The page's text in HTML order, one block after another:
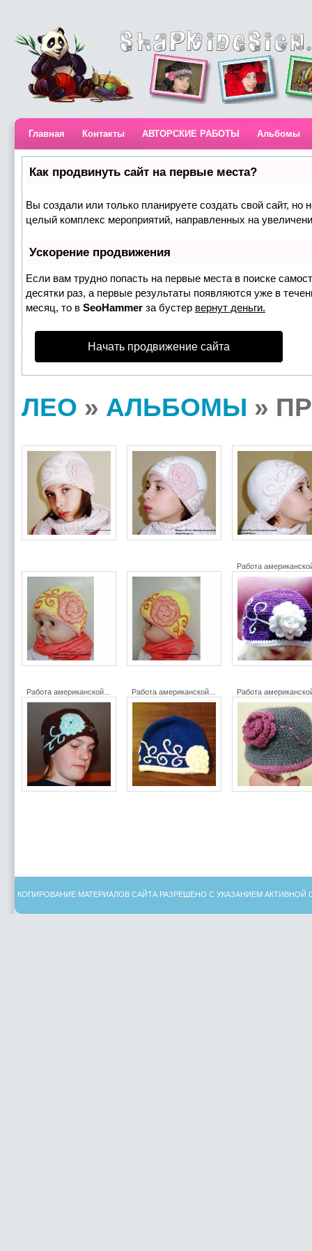
Главная Контакты АВТОРСКИЕ РАБОТЫ Альбомы
Как продвинуть сайт на первые места?
Вы создали или только планируете создать свой сайт, но
целый комплекс мероприятий, направленных на
Ускорение продвижения
Если вам трудно попасть на первые места в поиске
десятки раз, а первые результаты появляются уже в
месяц, то в SeoHammer за бустер вернут деньги.
Начать продвижение сайта
ЛЕО » АЛЬБОМЫ »
Работа
Работа американской... Работа американской... Работа
КОПИРОВАНИЕ МАТЕРИАЛОВ САЙТА РАЗРЕШЕНО С УКАЗАНИЕМ АКТИВНОЙ